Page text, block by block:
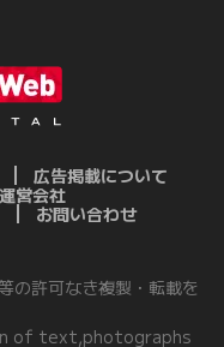
広告掲載について
運営会社
お問い合わせ
の許可なき複製・転載を
of text,photographs